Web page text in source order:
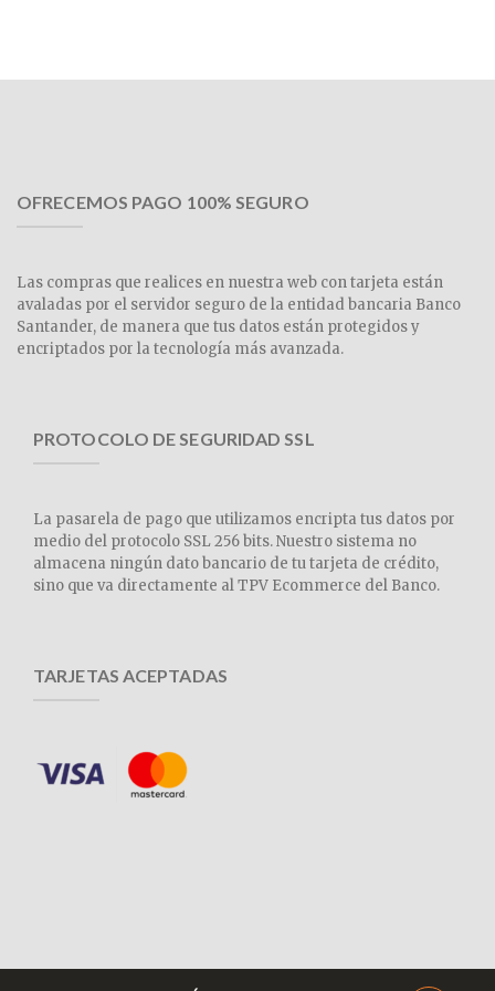
OFRECEMOS PAGO 100% SEGURO
Las compras que realices en nuestra web con tarjeta están
avaladas por el servidor seguro de la entidad bancaria Banco
Santander, de manera que tus datos están protegidos y
encriptados por la tecnología más avanzada.
PROTOCOLO DE SEGURIDAD SSL
La pasarela de pago que utilizamos encripta tus datos por
medio del protocolo SSL 256 bits. Nuestro sistema no
almacena ningún dato bancario de tu tarjeta de crédito,
sino que va directamente al TPV Ecommerce del Banco.
TARJETAS ACEPTADAS